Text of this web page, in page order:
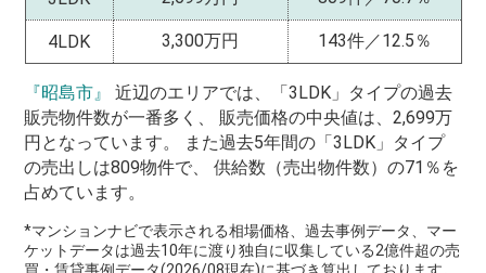
4LDK 3,300万円 143件／12.5％
『昭島市』
近辺のエリアでは、「3LDK」タイプの過去
販売物件数が一番多く、 販売価格の中央値は、2,699万
円となっています。 また過去5年間の「3LDK」タイプ
の売出しは809物件で、 供給数（売出物件数）の71％を
占めています。
*マンションナビで表示される相場価格、過去事例データ、マー
ケットデータは過去10年に渡り独自に収集している2億件超の売
買・賃貸事例データ(2026/08現在)に基づき算出しております。